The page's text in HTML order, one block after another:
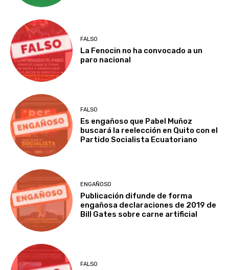
FALSO
La Fenocin no ha convocado a un
paro nacional
FALSO
Es engañoso que Pabel Muñoz
buscará la reelección en Quito con el
Partido Socialista Ecuatoriano
ENGAÑOSO
Publicación difunde de forma
engañosa declaraciones de 2019 de
Bill Gates sobre carne artificial
FALSO